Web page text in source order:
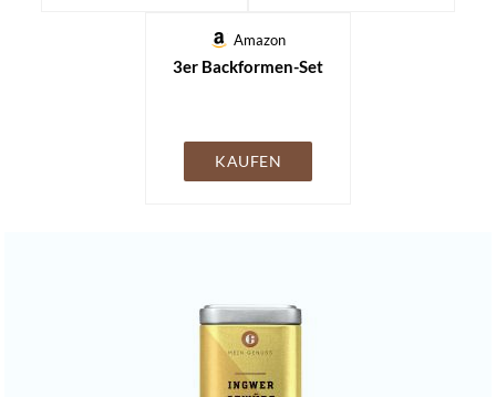
Amazon
3er Backformen-Set
KAUFEN